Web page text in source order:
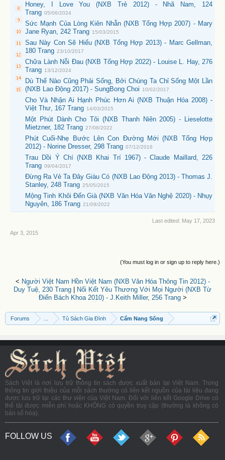
Honey, I Love You (NXB Trẻ 2012) - Nhã Nam, 124
Trang 05/06/2024
Sức Mạnh Của Lòng Kiên Nhẫn (NXB Tổng Hợp 2007) - Mary
Jane Ryan, 242 Trang 15/03/2015
Sau Này Con Sẽ Hiểu (NXB Tổng Hợp 2013) - Marc Gellman,
180 Trang 23/10/2017
Chữa Lành Nỗi Đau (NXB Tổng Hợp 2022) - Louise L. Hay, 276
Trang 13/12/2024
Dù Thế Nào Cũng Phải Sống, Bởi Chúng Ta Chỉ Sống Một Lần
(NXB Lao Động 2017) - SungBong Choi
10/02/2017
Cho Và Nhận Ai Hạnh Phúc Hơn Ai (NXB Thuận Hóa 2008) -
Việt Thư, 167 Trang 14/03/2015
Một Phút Dành Cho Tôi (NXB Thanh Niên 2005) - Lieselotte
Mietzner, 182 Trang 27/08/2022
Phút Cuối-Nhẹ Bước Lên Con Đường Mới (NXB Tổng Hợp
2012) - Norine Dresser, 298 Trang 07/12/2016
Trau Dồi Ý Chí (NXB Khai Trí 1967) - Claude Maillard, 226
Trang 09/04/2017
Đừng Ra Vẻ Ta Đây Giàu Có (NXB Lao Động 2013) - Thomas J.
Stanley, 248 Trang 25/05/2015
Mộng Tinh Khôi Đến Già (NXB Văn Hóa Văn Nghệ 2020) - Nhụy
Nguyên, 186 Trang 21/09/2022
Last edited: May 17, 2023
Apr 3, 2015
(You must log in or sign up to reply here.)
< Người Việt Nam Hồn Việt Nam (NXB Văn Hóa Thông Tin 2012) -
Duy Tuệ, 230 Trang
Nối Kết Yêu Thương Với Mọi Người (NXB Từ
Điển Bách Khoa 2010) - J.Keith Miller, 256 Trang>
Forums Tủ Sách Gia Đình Cẩm Nang Sống
Sách Việt là nơi lưu trữ thông tin sách được xuất bản tại Việt Nam. Trong
thông tin giới thiệu của mỗi sách thường có liên kết nguồn của tài liệu đang
được lưu trữ tại các thư viện của Việt Nam. Đối với liên kết Google Drive có
thể tải được miễn phí hoặc KHÔNG có quyền truy cập (thường là không có
bản số hóa).
FOLLOW US